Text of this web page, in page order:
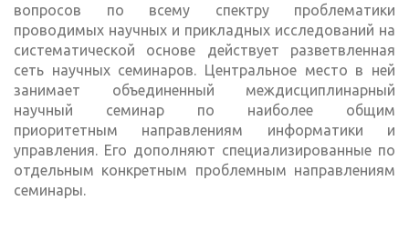
вопросов по всему спектру проблематики
проводимых научных и прикладных исследований на
систематической основе действует разветвленная
сеть научных семинаров. Центральное место в ней
занимает объединенный междисциплинарный
научный семинар по наиболее общим
приоритетным направлениям информатики и
управления. Его дополняют специализированные по
отдельным конкретным проблемным направлениям
семинары.